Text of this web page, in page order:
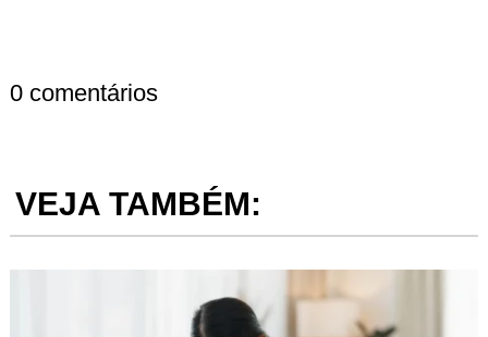
0 comentários
VEJA TAMBÉM: